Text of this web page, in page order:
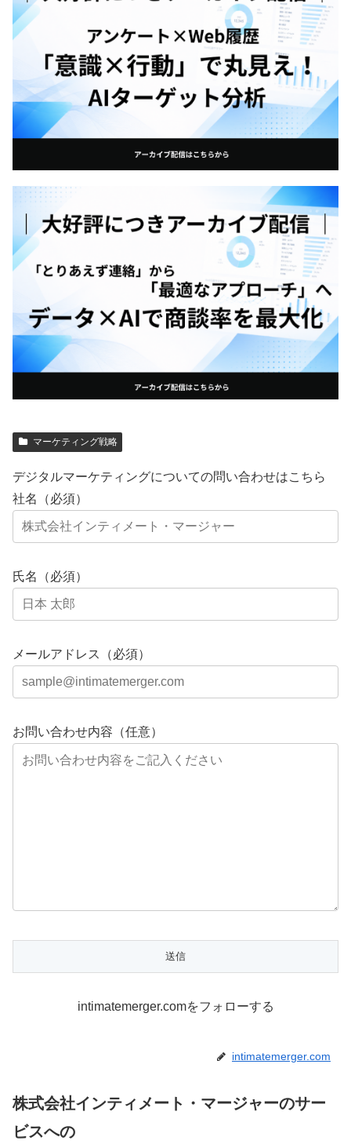
マーケティング戦略
デジタルマーケティングについての問い合わせはこちら
社名（必須）
氏名（必須）
メールアドレス（必須）
お問い合わせ内容（任意）
intimatemerger.comをフォローする
intimatemerger.com
株式会社インティメート・マージャーのサー
ビスへの